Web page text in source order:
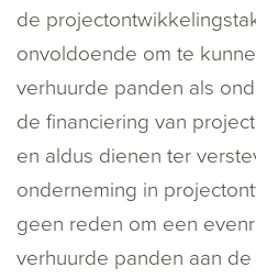
de
onvoldoende om te
verhuurde panden als
de financiering van
en aldus dienen ter
onderneming in
geen reden om een
verhuurde panden aan